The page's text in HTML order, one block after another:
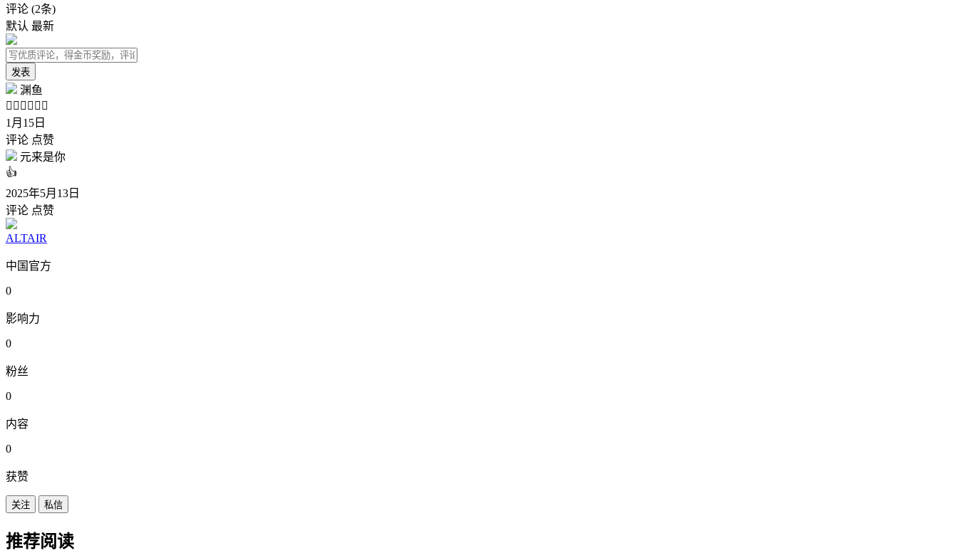
评论 (2条)
默认 最新
发表
渊鱼
👍🏻👍🏻👍🏻
1月15日
评论 点赞
元来是你
👍
2025年5月13日
评论 点赞
ALTAIR
中国官方
0
影响力
0
粉丝
0
内容
0
获赞
关注 私信
推荐阅读